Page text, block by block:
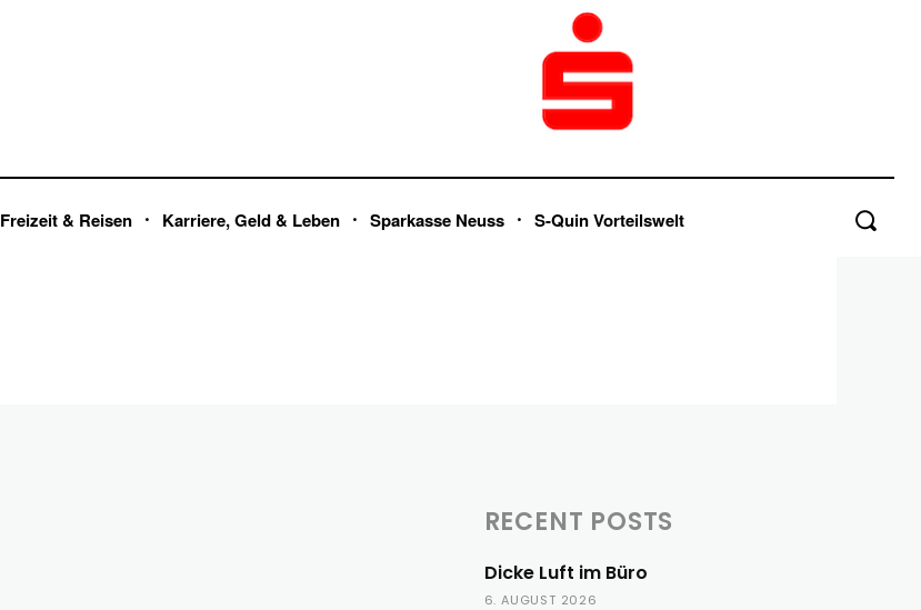
Freizeit & Reisen Karriere, Geld & Leben Sparkasse Neuss S-Quin Vorteilswelt
RECENT POSTS
Dicke Luft im Büro
6. AUGUST 2026